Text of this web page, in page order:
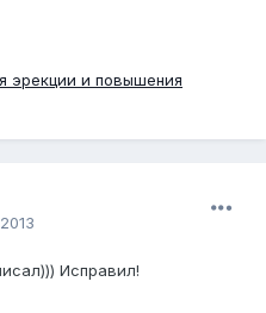
эрекции и повышения
Исправил!